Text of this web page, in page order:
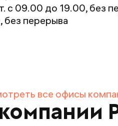
с 09.00 до 19.00, без
без перерыва
все офисы